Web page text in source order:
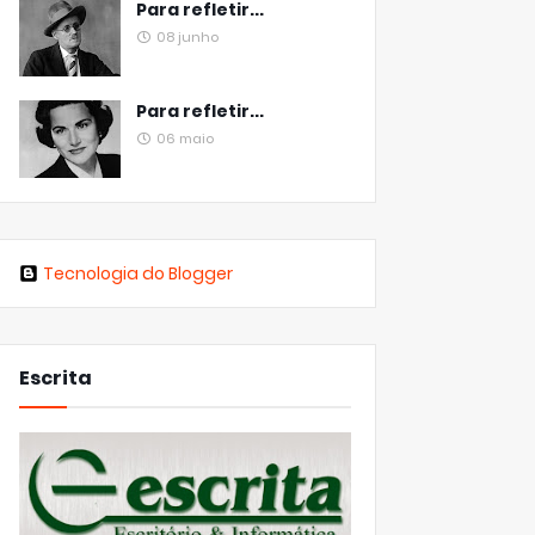
Para refletir...
08 junho
Para refletir...
06 maio
Tecnologia do Blogger
Escrita